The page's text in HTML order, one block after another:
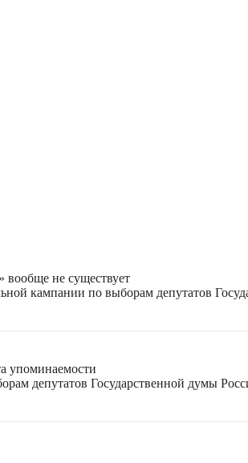
не существует
кампании по выборам депутатов
упоминаемости
депутатов Государственной думы